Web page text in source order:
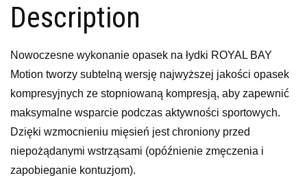
Description
Nowoczesne wykonanie opasek na łydki ROYAL BAY
Motion tworzy subtelną wersję najwyższej jakości opasek
kompresyjnych ze stopniowaną kompresją, aby zapewnić
maksymalne wsparcie podczas aktywności sportowych.
Dzięki wzmocnieniu mięsień jest chroniony przed
niepożądanymi wstrząsami (opóźnienie zmęczenia i
zapobieganie kontuzjom).